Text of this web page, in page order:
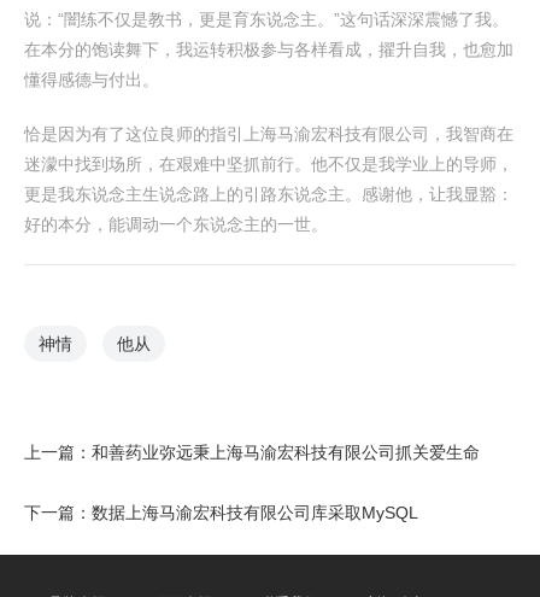
说：“闇练不仅是教书，更是育东说念主。”这句话深深震憾了我。
在本分的饱读舞下，我运转积极参与各样看成，擢升自我，也愈加
懂得感德与付出。
恰是因为有了这位良师的指引上海马渝宏科技有限公司，我智商在
迷濛中找到场所，在艰难中坚抓前行。他不仅是我学业上的导师，
更是我东说念主生说念路上的引路东说念主。感谢他，让我显豁：
好的本分，能调动一个东说念主的一世。
神情 他从
上一篇： 和善药业弥远秉上海马渝宏科技有限公司抓关爱生命
下一篇： 数据上海马渝宏科技有限公司库采取MySQL